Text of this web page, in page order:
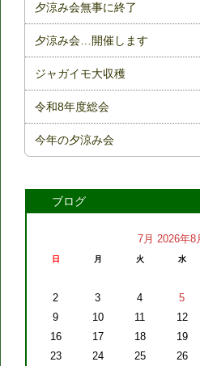
夕涼み会無事に終了
夕涼み会…開催します
ジャガイモ大収穫
令和8年度総会
今年の夕涼み会
ブログ
7月 2026年8
日 月 火 水
2
3 4 5
9
10 11 12
16
17 18 19
23
24 25 26